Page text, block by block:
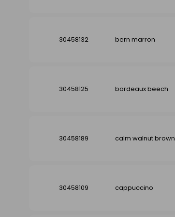
30458132 bern marron
30458125 bordeaux beech
30458189 calm walnut brown
30458109 cappuccino